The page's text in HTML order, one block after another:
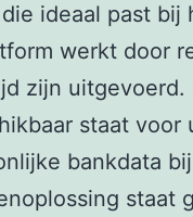
ideaal past bij
werkt door
zijn uitgevoerd.
staat
bankdata
staat